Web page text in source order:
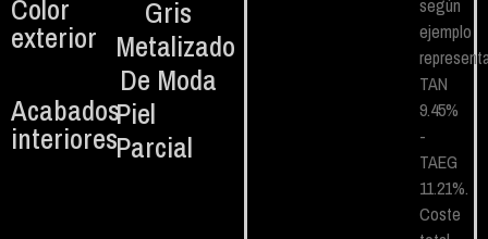
Color
exterior
Gris
Metalizado
De Moda
Acabados
interiores
Piel
Parcial
según
ejemplo
TAN
9.45%
-
TAEG
11.21%.
Coste